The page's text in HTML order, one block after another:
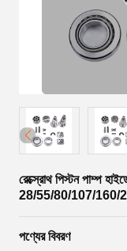
রেক্স্রোথ পিস্টন পাম্প
28/55/80/107/160/
পণ্যের বিবরণ